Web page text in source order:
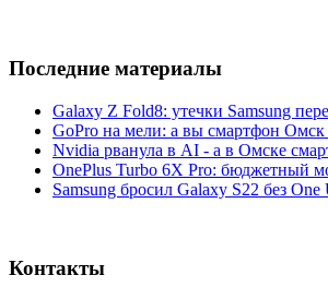
Последние материалы
Galaxy Z Fold8: утечки Samsung
GoPro на мели: а вы смартфон Омск
Nvidia рванула в AI - а в Омске
OnePlus Turbo 6X Pro: бюджетный
Samsung бросил Galaxy S22 без
Контакты